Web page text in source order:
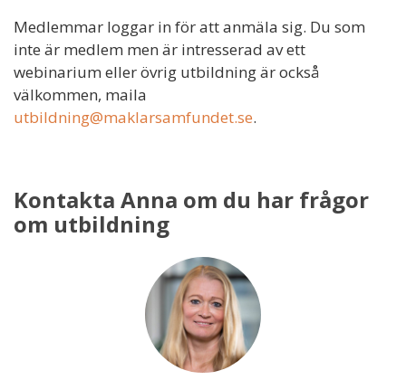
Medlemmar loggar in för att anmäla sig. Du som
inte är medlem men är intresserad av ett
webinarium eller övrig utbildning är också
välkommen, maila
utbildning@maklarsamfundet.se.
Kontakta Anna om du har frågor
om utbildning